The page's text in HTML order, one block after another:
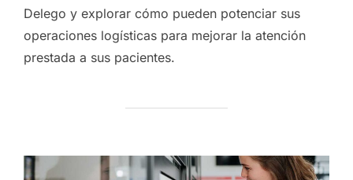
Delego y explorar cómo pueden potenciar sus
operaciones logísticas para mejorar la atención
prestada a sus pacientes.